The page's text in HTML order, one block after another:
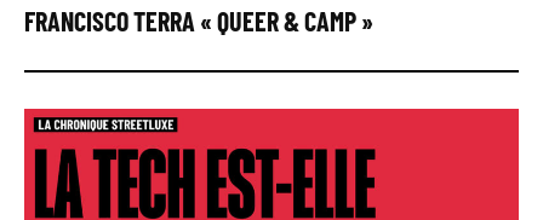
FRANCISCO TERRA « QUEER & CAMP »